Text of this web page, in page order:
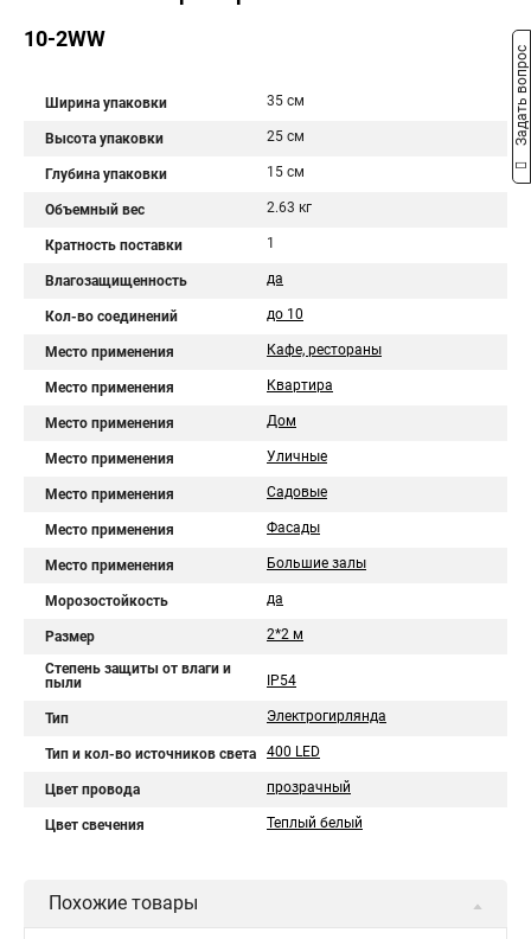
10-2WW
Ширина упаковки 35 см
Высота упаковки 25 см
Глубина упаковки 15 см
Объемный вес 2.63 кг
Кратность поставки 1
Влагозащищенность да
Кол-во соединений до 10
Место применения Кафе, рестораны
Место применения Квартира
Место применения Дом
Место применения Уличные
Место применения Садовые
Место применения Фасады
Место применения Большие залы
Морозостойкость да
Размер 2*2 м
Степень защиты от влаги и
пыли
IP54
Тип Электрогирлянда
Тип и кол-во источников света 400 LED
Цвет провода прозрачный
Цвет свечения Теплый белый
Похожие товары
Задать вопрос